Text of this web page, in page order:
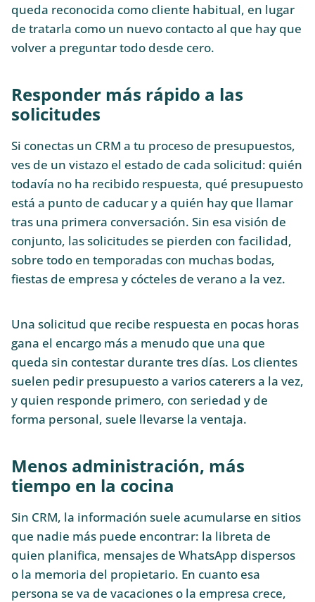
queda reconocida como cliente habitual, en lugar
de tratarla como un nuevo contacto al que hay que
volver a preguntar todo desde cero.
Responder más rápido a las
solicitudes
Si conectas un CRM a tu proceso de presupuestos,
ves de un vistazo el estado de cada solicitud: quién
todavía no ha recibido respuesta, qué presupuesto
está a punto de caducar y a quién hay que llamar
tras una primera conversación. Sin esa visión de
conjunto, las solicitudes se pierden con facilidad,
sobre todo en temporadas con muchas bodas,
fiestas de empresa y cócteles de verano a la vez.
Una solicitud que recibe respuesta en pocas horas
gana el encargo más a menudo que una que
queda sin contestar durante tres días. Los clientes
suelen pedir presupuesto a varios caterers a la vez,
y quien responde primero, con seriedad y de
forma personal, suele llevarse la ventaja.
Menos administración, más
tiempo en la cocina
Sin CRM, la información suele acumularse en sitios
que nadie más puede encontrar: la libreta de
quien planifica, mensajes de WhatsApp dispersos
o la memoria del propietario. En cuanto esa
persona se va de vacaciones o la empresa crece,